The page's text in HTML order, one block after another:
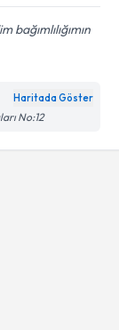
bağımlılığımın
Haritada Göster
No:12